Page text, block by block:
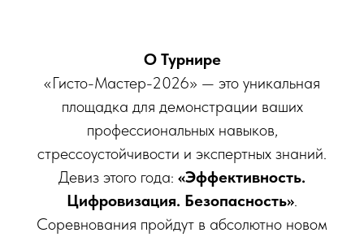
О Турнире
«Гисто-Мастер-2026» — это уникальная
площадка для демонстрации ваших
профессиональных навыков,
стрессоустойчивости и экспертных знаний.
Девиз этого года: «Эффективность.
Цифровизация. Безопасность».
Соревнования пройдут в абсолютно новом